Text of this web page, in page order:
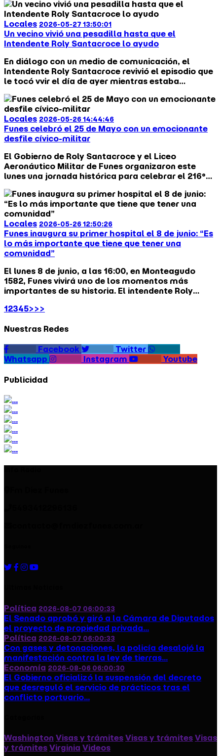
productivo de la ciudad.
Locales 2026-05-27 13:50:01
Un vecino vivió una pesadilla hasta que el
Intendente Roly Santacroce lo ayudo
En diálogo con un medio de comunicación, el
Intendente Roly Santacroce revivió el episodio que
le tocó vvir el día de ayer mientras estaba
busqueda de ayuda porque no encontraba a sus
hijas, automaticamente el mandatario puso a
disposición el sistema de Seguridad y las
localizaron.
Locales 2026-05-26 14:44:46
Funes celebró el 25 de Mayo con un emocionante
desfile cívico-militar
El Gobierno de Roly Santacroce y el Liceo
Aeronáutico Militar de Funes organizaron este
lunes una jornada histórica para celebrar el 216°
izamiento de bandera y un multitudinario desfile
cívico-militar sobre calle Hipólito Yrigoyen.
Locales 2026-05-26 12:50:26
Funes inaugura su primer hospital el 8 de junio: “Es
lo más importante que tiene que tener una
comunidad”
El lunes 8 de junio, a las 16:00, en Monteagudo
1582, Funes vivirá uno de los momentos más
importantes de su historia. El intendente Roly
Eva Perón, el primer hospital de la ciudad. Un hito
para Funes y para toda la región.
12345> >>
Nuestras Redes
Facebook
Twitter
Whatsapp
Instagram Youtube
Publicidad
Política 2026-08-07 06:00:33
El Senado aprobó y giró a la Cámara de Diputados
el proyecto de propiedad privada...
Política 2026-08-07 06:00:33
Con gases y detonaciones, la policía desalojó la
manifestación contra la ley de tierras...
Economía 2026-08-06 06:00:30
El Gobierno oficializó la suspensión del decreto
que desreguló el servicio de prácticos tras el
conflicto portuario...
Washington Visas y trámites Visas y trámites Visas
y trámites Virginia Videos